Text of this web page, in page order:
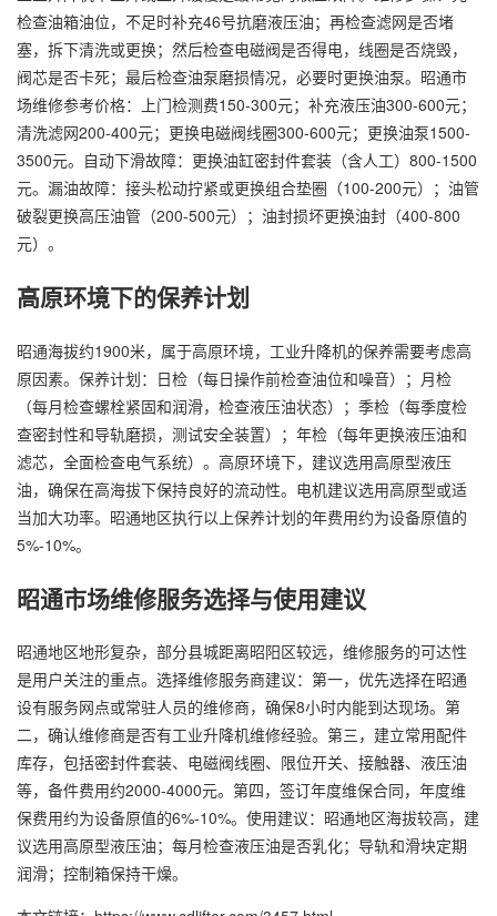
检查油箱油位，不足时补充46号抗磨液压油；再检查滤网是否堵
塞，拆下清洗或更换；然后检查电磁阀是否得电，线圈是否烧毁，
阀芯是否卡死；最后检查油泵磨损情况，必要时更换油泵。昭通市
场维修参考价格：上门检测费150-300元；补充液压油300-600元；
清洗滤网200-400元；更换电磁阀线圈300-600元；更换油泵1500-
3500元。自动下滑故障：更换油缸密封件套装（含人工）800-1500
元。漏油故障：接头松动拧紧或更换组合垫圈（100-200元）；油管
破裂更换高压油管（200-500元）；油封损坏更换油封（400-800
元）。
高原环境下的保养计划
昭通海拔约1900米，属于高原环境，工业升降机的保养需要考虑高
原因素。保养计划：日检（每日操作前检查油位和噪音）；月检
（每月检查螺栓紧固和润滑，检查液压油状态）；季检（每季度检
查密封性和导轨磨损，测试安全装置）；年检（每年更换液压油和
滤芯，全面检查电气系统）。高原环境下，建议选用高原型液压
油，确保在高海拔下保持良好的流动性。电机建议选用高原型或适
当加大功率。昭通地区执行以上保养计划的年费用约为设备原值的
5%-10%。
昭通市场维修服务选择与使用建议
昭通地区地形复杂，部分县城距离昭阳区较远，维修服务的可达性
是用户关注的重点。选择维修服务商建议：第一，优先选择在昭通
设有服务网点或常驻人员的维修商，确保8小时内能到达现场。第
二，确认维修商是否有工业升降机维修经验。第三，建立常用配件
库存，包括密封件套装、电磁阀线圈、限位开关、接触器、液压油
等，备件费用约2000-4000元。第四，签订年度维保合同，年度维
保费用约为设备原值的6%-10%。使用建议：昭通地区海拔较高，建
议选用高原型液压油；每月检查液压油是否乳化；导轨和滑块定期
润滑；控制箱保持干燥。